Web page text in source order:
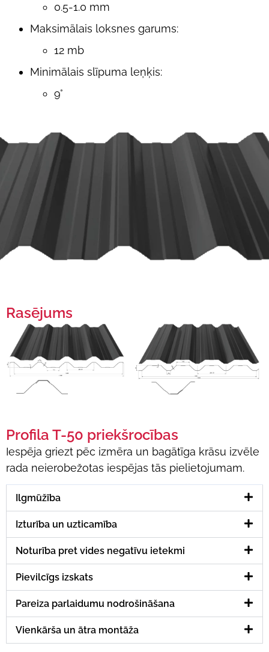
0.5-1.0 mm
Maksimālais loksnes garums:
12 mb
Minimālais slīpuma leņķis:
9°
Rasējums
Profila T-50 priekšrocības
Iespēja griezt pēc izmēra un bagātīga krāsu izvēle
rada neierobežotas iespējas tās pielietojumam.
Ilgmūžība
Izturība un uzticamība
Noturība pret vides negatīvu ietekmi
Pievilcīgs izskats
Pareiza parlaidumu nodrošināšana
Vienkārša un ātra montāža